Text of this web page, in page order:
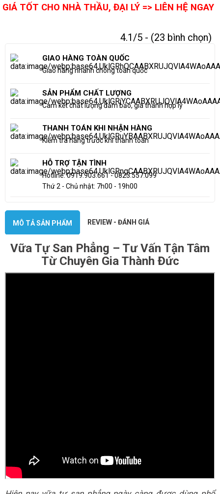
GIÁ TỐT CHO NHÀ THẦU, ĐẠI LÝ => LIÊN HỆ NGAY
4.1/5 - (23 bình chọn)
GIAO HÀNG TOÀN QUỐC
Giao hàng nhanh chóng toàn quốc
SẢN PHẨM CHẤT LƯỢNG
Cam kết chất lượng đảm bảo, giá thành hợp lý
THANH TOÁN KHI NHẬN HÀNG
Kiểm tra hàng trước khi thanh toán
HỖ TRỢ TẬN TÌNH
Hotline: 0919.903.661 - 0823.557.099
Thứ 2 - Chủ nhật: 7h00 - 19h00
MÔ TẢ SẢN PHẨM REVIEW - ĐÁNH GIÁ
Vữa Tự San Phẳng – Tư Vấn Tận Tâm
Từ Chuyên Gia Thành Đức